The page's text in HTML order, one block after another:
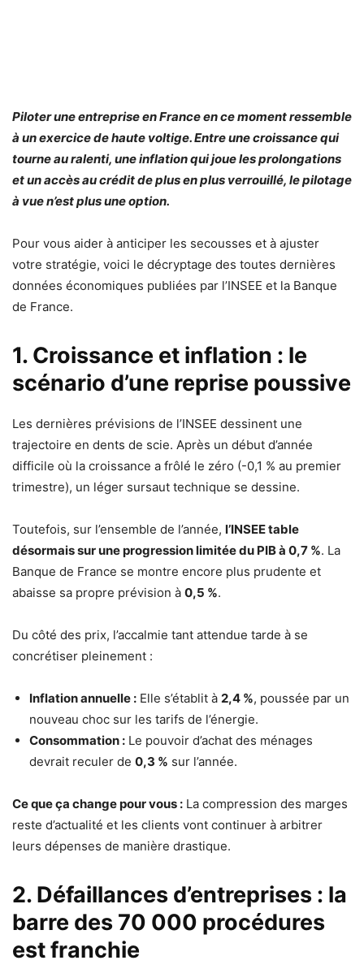
Piloter une entreprise en France en ce moment ressemble
à un exercice de haute voltige. Entre une croissance qui
tourne au ralenti, une inflation qui joue les prolongations
et un accès au crédit de plus en plus verrouillé, le pilotage
à vue n’est plus une option.
Pour vous aider à anticiper les secousses et à ajuster
votre stratégie, voici le décryptage des toutes dernières
données économiques publiées par l’INSEE et la Banque
de France.
1. Croissance et inflation : le
scénario d’une reprise poussive
Les dernières prévisions de l’INSEE dessinent une
trajectoire en dents de scie. Après un début d’année
difficile où la croissance a frôlé le zéro (-0,1 % au premier
trimestre), un léger sursaut technique se dessine.
Toutefois, sur l’ensemble de l’année, l’INSEE table
désormais sur une progression limitée du PIB à 0,7 %. La
Banque de France se montre encore plus prudente et
abaisse sa propre prévision à 0,5 %.
Du côté des prix, l’accalmie tant attendue tarde à se
concrétiser pleinement :
Inflation annuelle : Elle s’établit à 2,4 %, poussée par un
nouveau choc sur les tarifs de l’énergie.
Consommation : Le pouvoir d’achat des ménages
devrait reculer de 0,3 % sur l’année.
Ce que ça change pour vous : La compression des marges
reste d’actualité et les clients vont continuer à arbitrer
leurs dépenses de manière drastique.
2. Défaillances d’entreprises : la
barre des 70 000 procédures
est franchie